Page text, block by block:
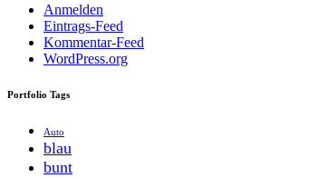
Anmelden
Eintrags-Feed
Kommentar-Feed
WordPress.org
Portfolio Tags
Auto
blau
bunt